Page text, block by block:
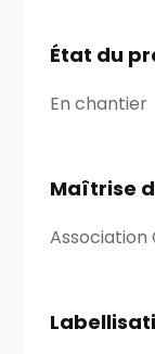
État du
En chantier
Maîtrise
Association